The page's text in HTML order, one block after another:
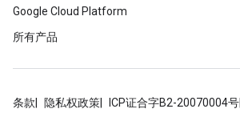
Google Cloud Platform
所有产品
条款 隐私权政策 ICP证合字B2-20070004号